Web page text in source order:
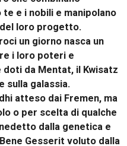
e i nobili e manipolano
del loro progetto.
un giorno nasca un
i loro poteri e
da Mentat, il Kwisatz
sulla galassia.
atteso dai Fremen, ma
o per scelta di qualche
dalla genetica e
Gesserit voluto dalla